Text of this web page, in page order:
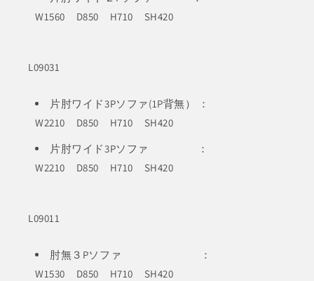
W1560 D850 H710 SH420
L09031
片肘ワイド3Pソファ(1P背無） ：
W2210 D850 H710 SH420
片肘ワイド3Pソファ ：
W2210 D850 H710 SH420
L09011
肘無３Pソファ ：
W1530 D850 H710 SH420